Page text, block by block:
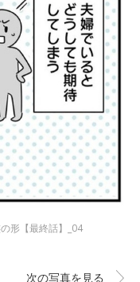
形【最終話】_04
次の写真を見る